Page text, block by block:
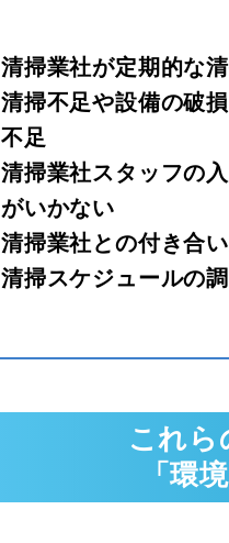
清掃業社が定期的な
清掃不足や設備の破
不足
清掃業社スタッフの
がいかない
清掃業社との付き合
清掃スケジュールの
これら
「環